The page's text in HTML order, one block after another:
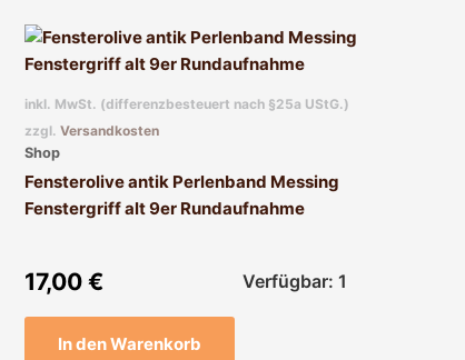
inkl. MwSt. (differenzbesteuert nach §25a UStG.)
zzgl. Versandkosten
Shop
Fensterolive antik Perlenband Messing
Fenstergriff alt 9er Rundaufnahme
17,00 € Verfügbar: 1
In den Warenkorb